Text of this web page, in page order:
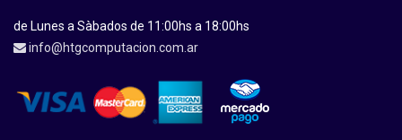
de Lunes a Sàbados de 11:00hs a 18:00hs
info@htgcomputacion.com.ar